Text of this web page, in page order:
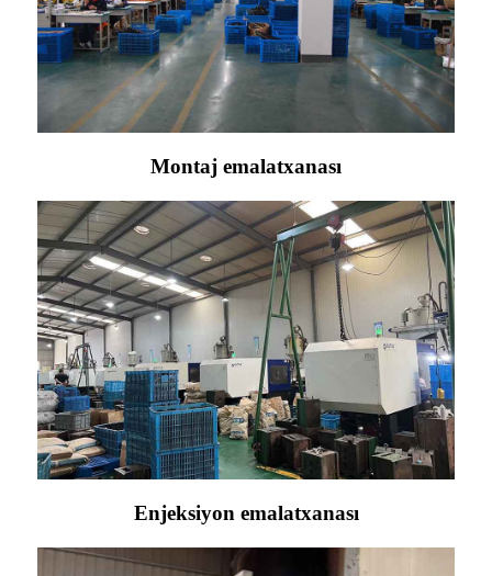
Montaj emalatxanası
Enjeksiyon emalatxanası